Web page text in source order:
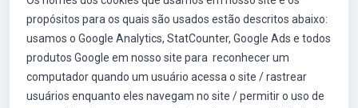
propósitos para os quais são usados estão descritos abaixo:
usamos o Google Analytics, StatCounter, Google Ads e todos
produtos Google em nosso site para reconhecer um
computador quando um usuário acessa o site / rastrear
usuários enquanto eles navegam no site / permitir o uso de